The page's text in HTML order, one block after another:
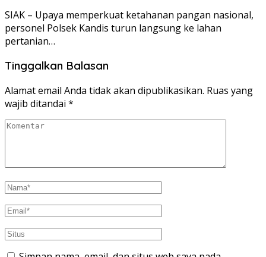
SIAK – Upaya memperkuat ketahanan pangan nasional,
personel Polsek Kandis turun langsung ke lahan
pertanian…
Tinggalkan Balasan
Alamat email Anda tidak akan dipublikasikan. Ruas yang
wajib ditandai *